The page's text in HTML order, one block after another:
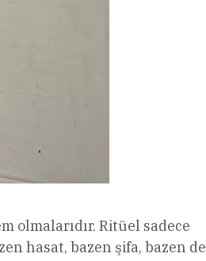
Ritüel sadece
hasat, bazen şifa, bazen de